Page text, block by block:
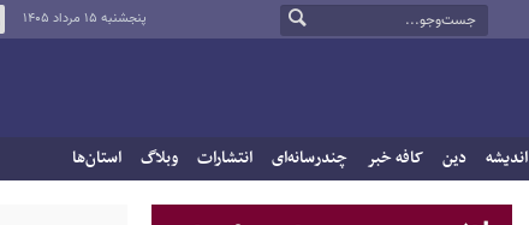
پنجشنبه ۱۵ مرداد ۱۴۰۵
اندیشه دین کافه خبر چندرسانه‌ای انتشارات وبلاگ استان‌ها